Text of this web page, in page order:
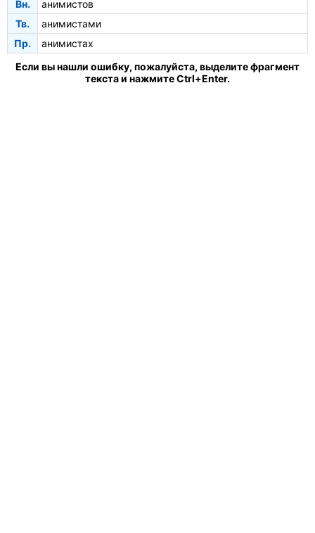
Вн.
анимистов
Тв.
анимистами
Пр.
анимистах
Если вы нашли ошибку, пожалуйста, выделите фрагмент
текста и нажмите Ctrl+Enter.